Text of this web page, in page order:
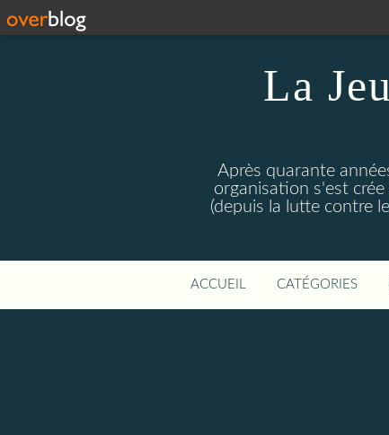
La
Après quarante
organisation s'est
(depuis la lutte contre
ACCUEIL CATÉGORIES